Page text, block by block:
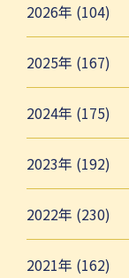
2026年 (104)
2025年 (167)
2024年 (175)
2023年 (192)
2022年 (230)
2021年 (162)